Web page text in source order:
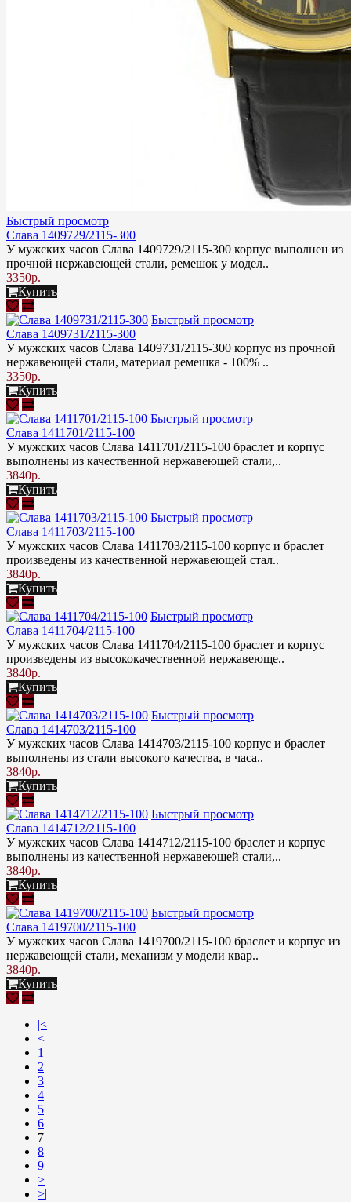
Быстрый просмотр
Слава 1409729/2115-300
У мужских часов Слава 1409729/2115-300 корпус выполнен из
прочной нержавеющей стали, ремешок у модел..
3350р.
Купить
Быстрый просмотр
Слава 1409731/2115-300
У мужских часов Слава 1409731/2115-300 корпус из прочной
нержавеющей стали, материал ремешка - 100% ..
3350р.
Купить
Быстрый просмотр
Слава 1411701/2115-100
У мужских часов Слава 1411701/2115-100 браслет и корпус
выполнены из качественной нержавеющей стали,..
3840р.
Купить
Быстрый просмотр
Слава 1411703/2115-100
У мужских часов Слава 1411703/2115-100 корпус и браслет
произведены из качественной нержавеющей стал..
3840р.
Купить
Быстрый просмотр
Слава 1411704/2115-100
У мужских часов Слава 1411704/2115-100 браслет и корпус
произведены из высококачественной нержавеюще..
3840р.
Купить
Быстрый просмотр
Слава 1414703/2115-100
У мужских часов Слава 1414703/2115-100 корпус и браслет
выполнены из стали высокого качества, в часа..
3840р.
Купить
Быстрый просмотр
Слава 1414712/2115-100
У мужских часов Слава 1414712/2115-100 браслет и корпус
выполнены из качественной нержавеющей стали,..
3840р.
Купить
Быстрый просмотр
Слава 1419700/2115-100
У мужских часов Слава 1419700/2115-100 браслет и корпус из
нержавеющей стали, механизм у модели квар..
3840р.
Купить
|<
<
1
2
3
4
5
6
7
8
9
>
>|